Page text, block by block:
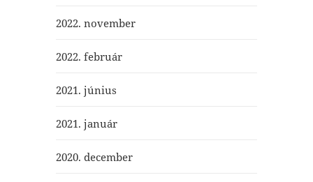
2022. november
2022. február
2021. június
2021. január
2020. december